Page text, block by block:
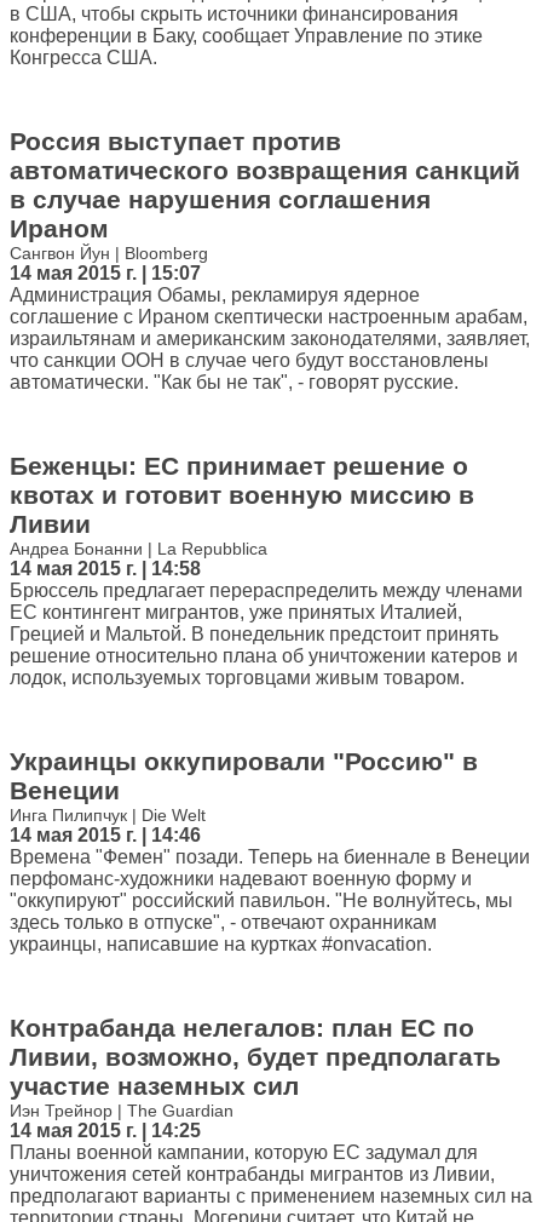
в США, чтобы скрыть источники финансирования
конференции в Баку, сообщает Управление по этике
Конгресса США.
Россия выступает против
автоматического возвращения санкций
в случае нарушения соглашения
Ираном
Сангвон Йун | Bloomberg
14 мая 2015 г. | 15:07
Администрация Обамы, рекламируя ядерное
соглашение с Ираном скептически настроенным арабам,
израильтянам и американским законодателями, заявляет,
что санкции ООН в случае чего будут восстановлены
автоматически. "Как бы не так", - говорят русские.
Беженцы: ЕС принимает решение о
квотах и готовит военную миссию в
Ливии
Андреа Бонанни | La Repubblica
14 мая 2015 г. | 14:58
Брюссель предлагает перераспределить между членами
ЕС контингент мигрантов, уже принятых Италией,
Грецией и Мальтой. В понедельник предстоит принять
решение относительно плана об уничтожении катеров и
лодок, используемых торговцами живым товаром.
Украинцы оккупировали "Россию" в
Венеции
Инга Пилипчук | Die Welt
14 мая 2015 г. | 14:46
Времена "Фемен" позади. Теперь на биеннале в Венеции
перфоманс-художники надевают военную форму и
"оккупируют" российский павильон. "Не волнуйтесь, мы
здесь только в отпуске", - отвечают охранникам
украинцы, написавшие на куртках #onvacation.
Контрабанда нелегалов: план ЕС по
Ливии, возможно, будет предполагать
участие наземных сил
Иэн Трейнор | The Guardian
14 мая 2015 г. | 14:25
Планы военной кампании, которую ЕС задумал для
уничтожения сетей контрабанды мигрантов из Ливии,
предполагают варианты с применением наземных сил на
территории страны. Могерини считает, что Китай не